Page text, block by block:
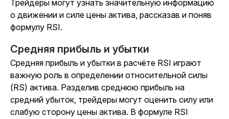
Трейдеры могут узнать значительную информацию
о движении и силе цены актива, рассказав и поняв
формулу RSI.
Средняя прибыль и убытки
Средняя прибыль и убытки в расчёте RSI играют
важную роль в определении относительной силы
(RS) актива. Разделив среднюю прибыль на
средний убыток, трейдеры могут оценить силу или
слабую сторону цены актива. В формуле RSI